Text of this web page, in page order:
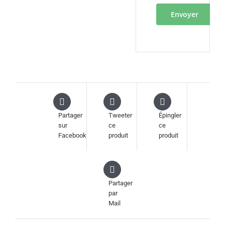
Partager
sur
Facebook
Tweeter
ce
produit
Épingler
ce
produit
Partager
par
Mail